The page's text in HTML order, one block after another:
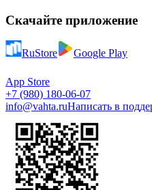
Скачайте приложение
RuStore Google Play
App Store
+7 (980) 180-06-07
info@vahta.ruНаписать в